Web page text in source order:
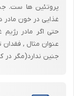
قرار گرفت.
در 28 و 84
ترابکولهای استخوانی
از گروه مبتلا به
پروتئین ها ست.
غذایی در خون مادر
حتی اگر مادر رژیم
عنوان مثال ,
جنین ندارد(مگر